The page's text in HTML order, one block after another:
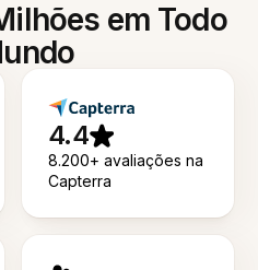
em Todo
4.4
8.200+ avaliações na
Capterra